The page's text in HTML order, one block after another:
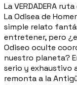
La VERDADERA
La Odisea de
simple relato
entretener, pero
Odiseo oculte
nuestro planeta?
serio y exhaustivo
remonta a la